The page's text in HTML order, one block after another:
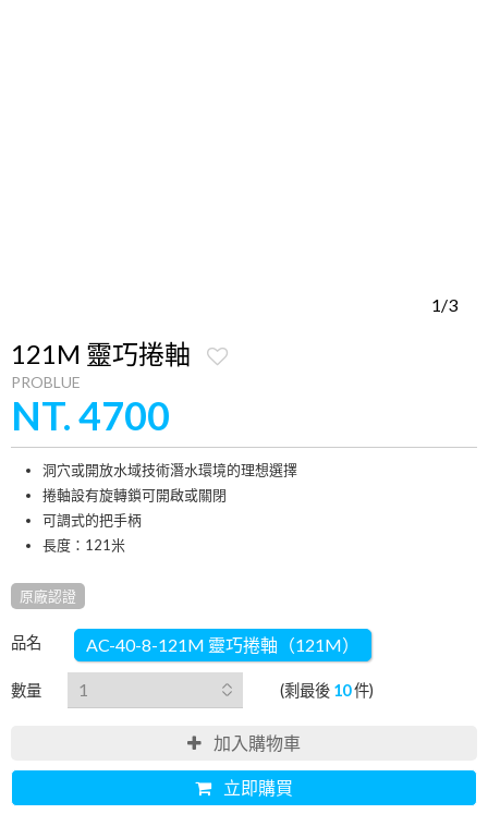
1/3
121M 靈巧捲軸
PROBLUE
NT. 4700
洞穴或開放水域技術潛水環境的理想選擇
捲軸設有旋轉鎖可開啟或關閉
可調式的把手柄
長度：121米
原廠認證
品名 AC-40-8-121M 靈巧捲軸（121M）
數量 (剩最後 10件)
加入購物車
立即購買